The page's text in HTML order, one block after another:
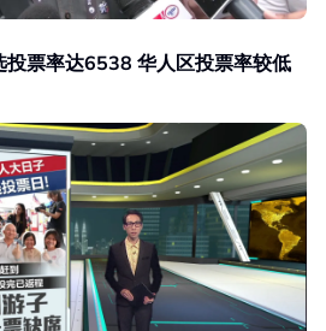
票率达6538 华人区投票率较低